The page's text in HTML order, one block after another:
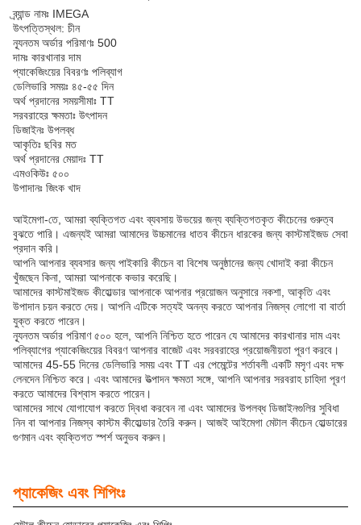
ব্র্যান্ড নামঃ IMEGA
উৎপত্তিস্থল: চীন
ন্যূনতম অর্ডার পরিমাণঃ 500
দামঃ কারখানার দাম
প্যাকেজিংয়ের বিবরণঃ পলিব্যাগ
ডেলিভারি সময়ঃ ৪৫-৫৫ দিন
অর্থ প্রদানের সময়সীমাঃ TT
সরবরাহের ক্ষমতাঃ উৎপাদন
ডিজাইনঃ উপলব্ধ
আকৃতিঃ ছবির মত
অর্থ প্রদানের মেয়াদঃ TT
এমওকিউঃ ৫০০
উপাদানঃ জিংক খাদ
আইমেগা-তে, আমরা ব্যক্তিগত এবং ব্যবসায় উভয়ের জন্য ব্যক্তিগতকৃত কীচেনের গুরুত্ব
বুঝতে পারি। এজন্যই আমরা আমাদের উচ্চমানের ধাতব কীচেন ধারকের জন্য কাস্টমাইজড সেবা
প্রদান করি।
আপনি আপনার ব্যবসার জন্য পাইকারি কীচেন বা বিশেষ অনুষ্ঠানের জন্য খোদাই করা কীচেন
খুঁজছেন কিনা, আমরা আপনাকে কভার করেছি।
আমাদের কাস্টমাইজড কীহোল্ডার আপনাকে আপনার প্রয়োজন অনুসারে নকশা, আকৃতি এবং
উপাদান চয়ন করতে দেয়। আপনি এটিকে সত্যই অনন্য করতে আপনার নিজস্ব লোগো বা বার্তা
যুক্ত করতে পারেন।
ন্যূনতম অর্ডার পরিমাণ ৫০০ হলে, আপনি নিশ্চিত হতে পারেন যে আমাদের কারখানার দাম এবং
পলিব্যাগের প্যাকেজিংয়ের বিবরণ আপনার বাজেট এবং সরবরাহের প্রয়োজনীয়তা পূরণ করবে।
আমাদের 45-55 দিনের ডেলিভারি সময় এবং TT এর পেমেন্টের শর্তাবলী একটি মসৃণ এবং দক্ষ
লেনদেন নিশ্চিত করে। এবং আমাদের উত্পাদন ক্ষমতা সঙ্গে, আপনি আপনার সরবরাহ চাহিদা পূরণ
করতে আমাদের বিশ্বাস করতে পারেন।
আমাদের সাথে যোগাযোগ করতে দ্বিধা করবেন না এবং আমাদের উপলব্ধ ডিজাইনগুলির সুবিধা
নিন বা আপনার নিজস্ব কাস্টম কীহোল্ডার তৈরি করুন। আজই আইমেগা মেটাল কীচেন হোল্ডারের
গুণমান এবং ব্যক্তিগত স্পর্শ অনুভব করুন।
প্যাকেজিং এবং শিপিংঃ